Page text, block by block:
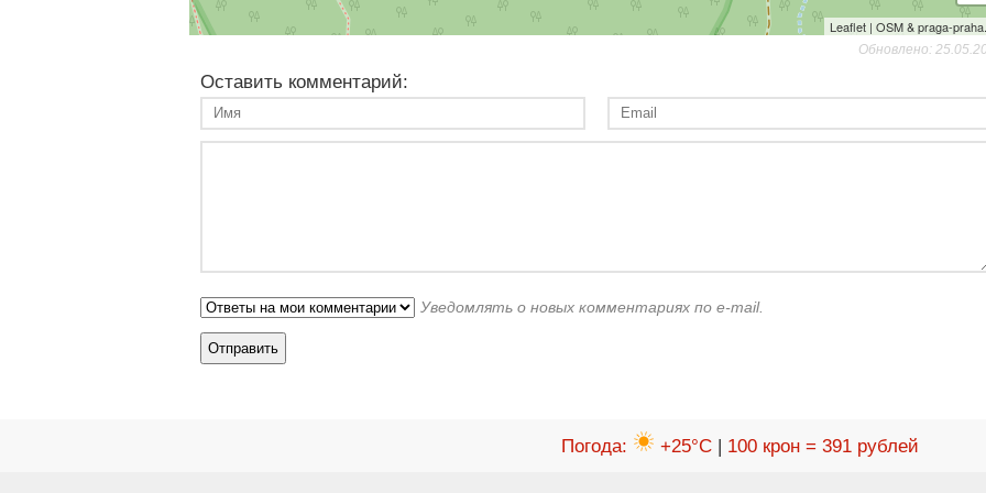
Leaflet | OSM & praga-
Обновлено:
Оставить комментарий:
Уведомлять о новых комментариях по e-mail.
Погода: +25°C| 100 крон = 391 рублей